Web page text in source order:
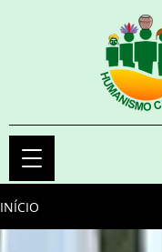
INÍCIO